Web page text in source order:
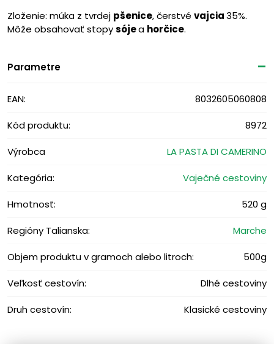
Zloženie: múka z tvrdej pšenice, čerstvé vajcia35%.
Môže obsahovať stopysójea horčice.
Parametre
EAN: 8032605060808
Kód produktu: 8972
Výrobca LA PASTA DI CAMERINO
Kategória: Vaječné cestoviny
Hmotnosť: 520 g
Regióny Talianska: Marche
Objem produktu v gramoch alebo litroch: 500g
Veľkosť cestovín: Dlhé cestoviny
Druh cestovín: Klasické cestoviny